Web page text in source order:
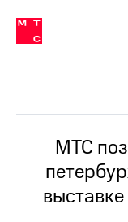
Медиа-центр
и акционерам
Устойчивое развитие
Комплаенс и деловая
компании
Карьера
История
компании
в МТС
Пресс-
релизы
МТС
о
МТС